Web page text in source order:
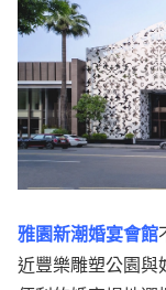
雅園新潮婚宴會館
近豐樂雕塑公園與